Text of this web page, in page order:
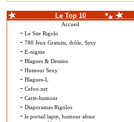
Le Top 10
Accueil
- Le Site Rigolo
- 780 Jeux Gratuits, drôle, Sexy
- E-nigme
- Blagues & Dessins
- Humour Sexy
- Blagues-L
- Cefoo.net
- Carte-humour
- Diaporamas Rigolos
- le portail lapin, humour absur